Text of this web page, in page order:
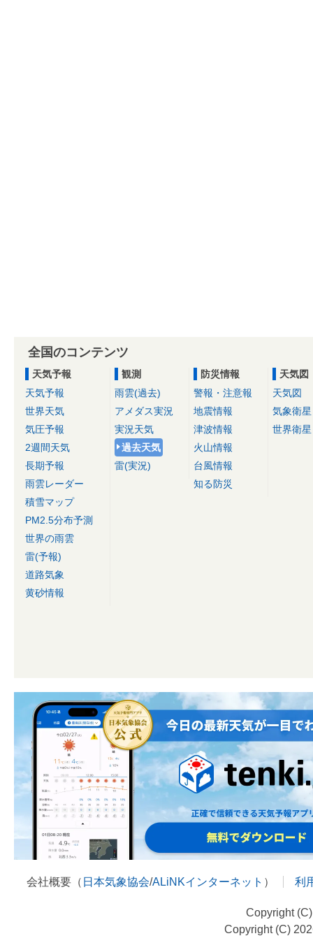
全国のコンテンツ
天気予報
天気予報
世界天気
気圧予報
2週間天気
長期予報
雨雲レーダー
積雪マップ
PM2.5分布予測
世界の雨雲
雷(予報)
道路気象
黄砂情報
観測
雨雲(過去)
アメダス実況
実況天気
過去天気
雷(実況)
防災情報
警報・注意報
地震情報
津波情報
火山情報
台風情報
知る防災
天気図
天気図
気象衛星
世界衛星
会社概要（ 日本気象協会/ALiNKインターネット ） 利
Copyright
Copyright (C)